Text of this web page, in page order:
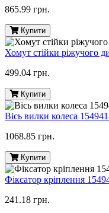
865.99 грн.
Купити
Хомут стійки ріжучого
499.04 грн.
Купити
Вісь вилки колеса
1068.85 грн.
Купити
Фіксатор кріплення
241.18 грн.